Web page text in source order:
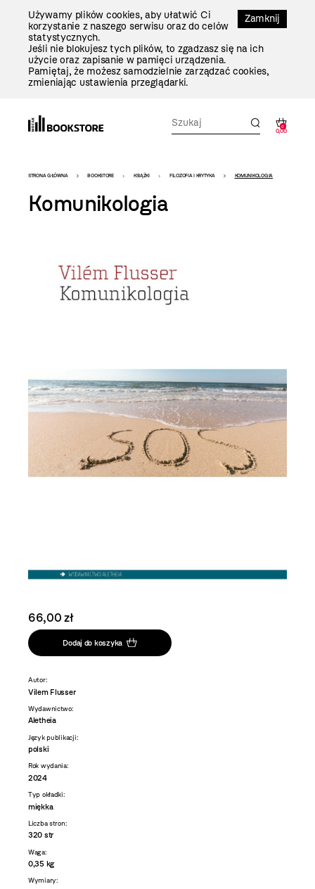
Zamknij
Używamy plików cookies, aby ułatwić Ci
korzystanie z naszego serwisu oraz do celów
statystycznych.
Jeśli nie blokujesz tych plików, to zgadzasz się na ich
użycie oraz zapisanie w pamięci urządzenia.
Pamiętaj, że możesz samodzielnie zarządzać cookies,
zmieniając ustawienia przeglądarki.
0
0,00
Bookstore
-
szablon
STRONA GŁÓWNA BOOKSTORE KSIĄŻKI FILOZOFIA I KRYTYKA KOMUNIKOLOGIA
Komunikologia
66,00 zł
Dodaj do koszyka
Autor:
Vilem Flusser
Wydawnictwo:
Aletheia
Język publikacji:
polski
Rok wydania:
2024
Typ okładki:
miękka
Liczba stron:
320 str
Waga:
0,35 kg
Wymiary: